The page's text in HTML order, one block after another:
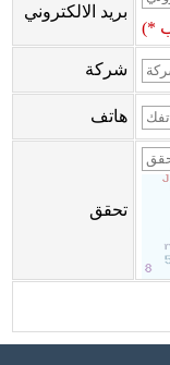
بريد الالكتروني
شركة
هاتف
تحقق